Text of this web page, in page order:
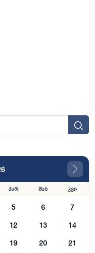
პარ შაბ კვი
5 6 7
12 13 14
19 20 21